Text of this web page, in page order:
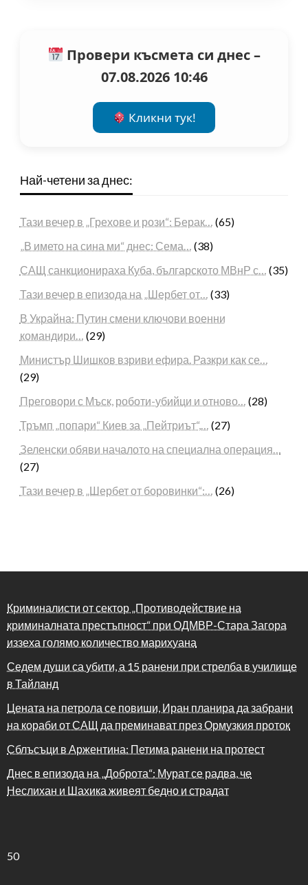
Провери късмета си днес –
07.08.2026 10:46
Кликни тук!
Най-четени за днес:
Тази вечер в „Грехове и рози“: Берак… (65)
„В името на сина ми“ днес: Сема… (38)
САЩ санкционираха Куба, българското МВнР с… (35)
Тази вечер в епизода на „Шербет от… (33)
В Украйна: Путин смени ключови военни
командири… (29)
Министър Шишков взриви ефира. Разкри как се…
(29)
Преговори с Мъск, роботи-убийци и отново… (28)
Тръмп „попари“ Киев за „Пейтриът“,… (27)
Зеленски обяви началото на специална операция…
(27)
Тази вечер в „Шербет от боровинки“:… (26)
Криминалисти от сектор „Противодействие на
криминалната престъпност“ при ОДМВР-Стара Загора
иззеха голямо количество марихуана
Седем души са убити, а 15 ранени при стрелба в училище
в Тайланд
Цената на петрола се повиши, Иран планира да забрани
на кораби от САЩ да преминават през Ормузкия проток
Сблъсъци в Аржентина: Петима ранени на протест
Днес в епизода на „Доброта“: Мурат се радва, че
Неслихан и Шахика живеят бедно и страдат
50